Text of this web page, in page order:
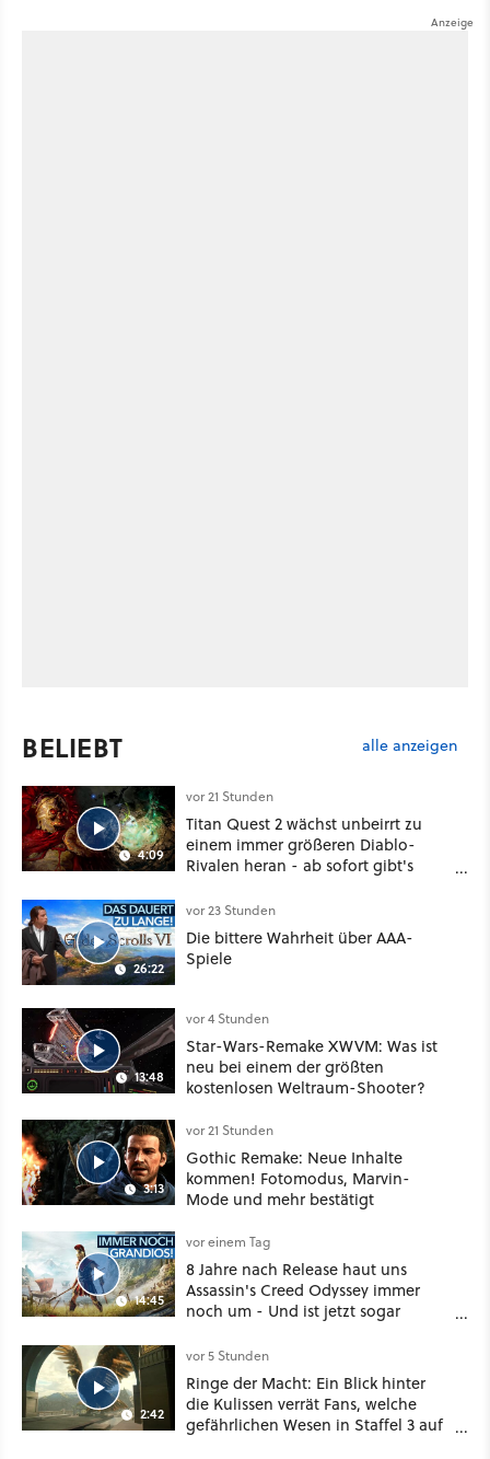
BELIEBT alle anzeigen
4:09
vor 21 Stunden
Titan Quest 2 wächst unbeirrt zu
einem immer größeren Diablo-
Rivalen heran - ab sofort gibt's
Klasse
26:22
vor 23 Stunden
Die bittere Wahrheit über AAA-
Spiele
13:48
vor 4 Stunden
Star-Wars-Remake XWVM: Was ist
neu bei einem der größten
kostenlosen Weltraum-Shooter?
3:13
vor 21 Stunden
Gothic Remake: Neue Inhalte
kommen! Fotomodus, Marvin-
Mode und mehr bestätigt
14:45
vor einem Tag
8 Jahre nach Release haut uns
Assassin's Creed Odyssey immer
noch um - Und ist jetzt sogar
2:42
vor 5 Stunden
Ringe der Macht: Ein Blick hinter
die Kulissen verrät Fans, welche
gefährlichen Wesen in Staffel 3 auf